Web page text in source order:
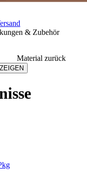
& Zubehör
Material zurück
Holz